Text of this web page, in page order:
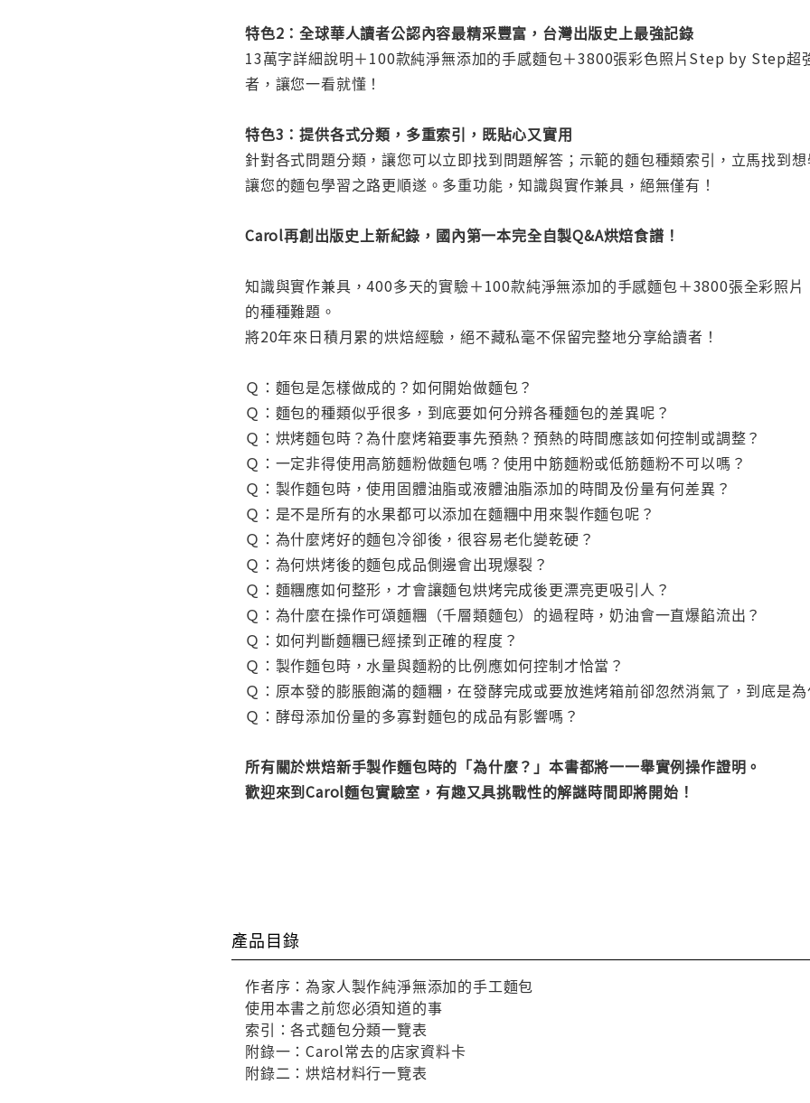
特色2：全球華人讀者公認內容最精采豐富，台灣出版史上最強記錄
13萬字詳細說明＋100款純淨無添加的手感麵包＋3800張彩色照片Step by Step
者，讓您一看就懂！
特色3：提供各式分類，多重索引，既貼心又實用
針對各式問題分類，讓您可以立即找到問題解答；示範的麵包種類索引，立馬找到
讓您的麵包學習之路更順遂。多重功能，知識與實作兼具，絕無僅有！
Carol再創出版史上新紀錄，國內第一本完全自製Q&A烘焙食譜！
知識與實作兼具，400多天的實驗＋100款純淨無添加的手感麵包＋3800張全彩照
的種種難題。
將20年來日積月累的烘焙經驗，絕不藏私毫不保留完整地分享給讀者！
Ｑ：麵包是怎樣做成的？如何開始做麵包？
Ｑ：麵包的種類似乎很多，到底要如何分辨各種麵包的差異呢？
Ｑ：烘烤麵包時？為什麼烤箱要事先預熱？預熱的時間應該如何控制或調整？
Ｑ：一定非得使用高筋麵粉做麵包嗎？使用中筋麵粉或低筋麵粉不可以嗎？
Ｑ：製作麵包時，使用固體油脂或液體油脂添加的時間及份量有何差異？
Ｑ：是不是所有的水果都可以添加在麵糰中用來製作麵包呢？
Ｑ：為什麼烤好的麵包冷卻後，很容易老化變乾硬？
Ｑ：為何烘烤後的麵包成品側邊會出現爆裂？
Ｑ：麵糰應如何整形，才會讓麵包烘烤完成後更漂亮更吸引人？
Ｑ：為什麼在操作可頌麵糰（千層類麵包）的過程時，奶油會一直爆餡流出？
Ｑ：如何判斷麵糰已經揉到正確的程度？
Ｑ：製作麵包時，水量與麵粉的比例應如何控制才恰當？
Ｑ：原本發的膨脹飽滿的麵糰，在發酵完成或要放進烤箱前卻忽然消氣了，到底是
Ｑ：酵母添加份量的多寡對麵包的成品有影響嗎？
所有關於烘焙新手製作麵包時的「為什麼？」本書都將一一舉實例操作證明。
歡迎來到Carol麵包實驗室，有趣又具挑戰性的解謎時間即將開始！
產品目錄
作者序：為家人製作純淨無添加的手工麵包
使用本書之前您必須知道的事
索引：各式麵包分類一覽表
附錄一：Carol常去的店家資料卡
附錄二：烘焙材料行一覽表